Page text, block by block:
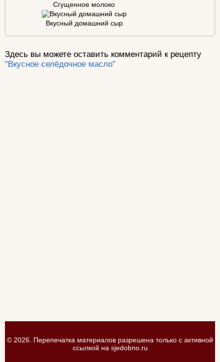
Сгущенное молоко
Вкусный домашний сыр
Здесь вы можете оставить комментарий к рецепту
"Вкусное селёдочное масло"
© 2026. Перепечатка материалов разрешена только с активной
ссылкой на sjedobno.ru